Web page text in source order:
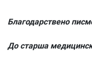
Благодарствено
До старша